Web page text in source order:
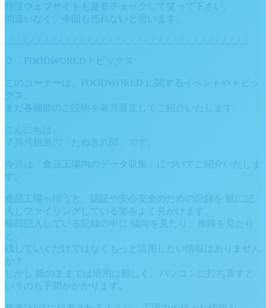
特設ウェブサイトも是非チェックして笑って下さい。
間違いなく、今回も売れないと思います。
２．FOODWORLDトピックス
このコーナーは、FOODWORLD に関するイベントやトピッ
クス、
また各機能のご説明を毎月選定してご紹介いたします。
こんにちは。
７月号担当の「たぬき六郎」です。
今月は「食品工場内のデータ収集」についてご紹介いたしま
す。
食品工場へ伺うと、認証や安心安全のための記録を 紙に記
入しファイリングしている姿をよく見かけます。
毎日記入している記録の中に 傾向を見たり、推移を見たり
と、
残していくだけではなくもっと活用したい情報はありません
か？
しかし 紙のままでは活用は難しく、パソコンに打ち直すと
いうのも手間がかかります。